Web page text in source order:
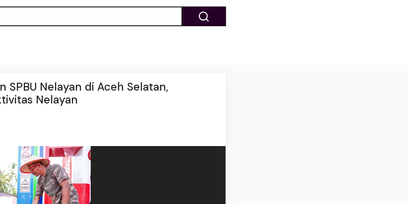
SPBU Nelayan di Aceh Selatan,
Nelayan